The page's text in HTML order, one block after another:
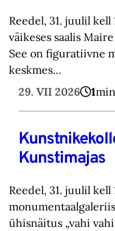
Reedel, 31. juulil
väikeses saalis
See on figuratiivne
keskmes…
29. VII 2026
1
Kunstimajas
Reedel, 31. juulil
ühisnäitus „vahi